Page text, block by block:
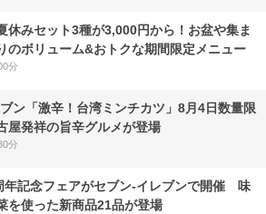
休みセット3種が3,000円から！お盆や集ま
のボリューム&おトクな期間限定メニュー
分
ン「激辛！台湾ミンチカツ」8月4日数量限
屋発祥の旨辛グルメが登場
分
年記念フェアがセブン-イレブンで開催 味
を使った新商品21品が登場